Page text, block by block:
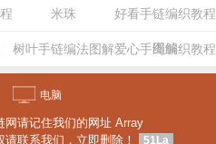
米珠 好看手链编织教程
图解
树叶手链编法图解爱心手绳编织教程
电脑
版
网请记住我们的网址 Array
联系我们，立即删除！
51La